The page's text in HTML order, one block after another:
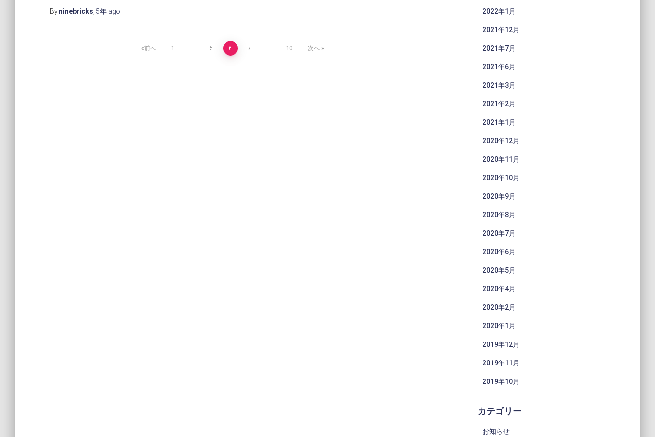
By ninebricks 5年 ago
前へ 1 … 5 6 7 … 10 次へ
2022年1月
2021年12月
2021年7月
2021年6月
2021年3月
2021年2月
2021年1月
2020年12月
2020年11月
2020年10月
2020年9月
2020年8月
2020年7月
2020年6月
2020年5月
2020年4月
2020年2月
2020年1月
2019年12月
2019年11月
2019年10月
カテゴリー
お知らせ